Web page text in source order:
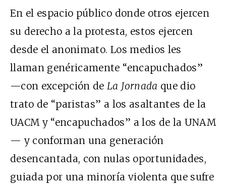
En el espacio público donde otros ejercen
su derecho a la protesta, estos ejercen
desde el anonimato. Los medios les
llaman genéricamente “encapuchados”
—con excepción deLa Jornada que dio
trato de “paristas” a los asaltantes de la
UACM y “encapuchados” a los de la UNAM
— y conforman una generación
desencantada, con nulas oportunidades,
guiada por una minoría violenta que sufre